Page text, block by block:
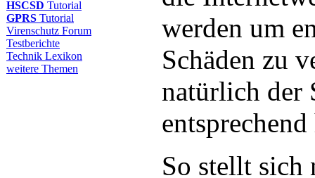
HSCSD Tutorial
GPRS Tutorial
Virenschutz Forum
Testberichte
Technik Lexikon
weitere Themen
werden um
Schäden zu
natürlich der
So stellt sich